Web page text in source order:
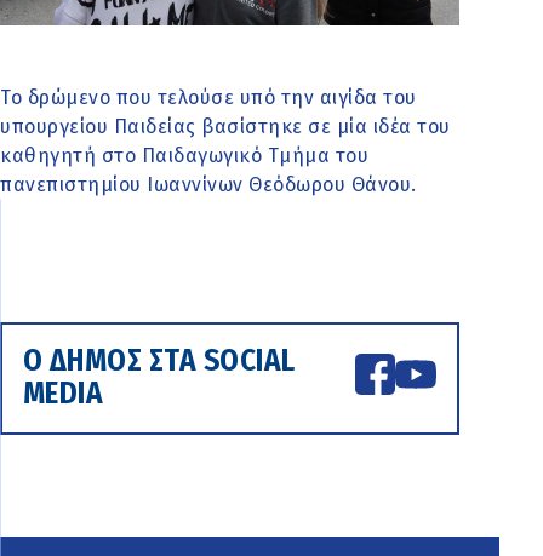
Το δρώμενο που τελούσε υπό την αιγίδα του
υπουργείου Παιδείας βασίστηκε σε μία ιδέα του
καθηγητή στο Παιδαγωγικό Τμήμα του
πανεπιστημίου Ιωαννίνων Θεόδωρου Θάνου.
Ο ΔΗΜΟΣ ΣΤΑ SOCIAL
MEDIA